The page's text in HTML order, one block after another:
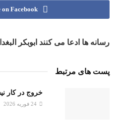
on Facebook
رسانه ها ادعا می کنند ابوبکر
پست های مرتبط
خروج در کار